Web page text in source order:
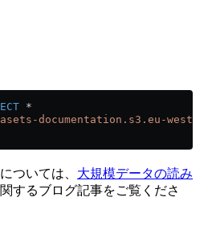
*
documentation.s3.eu-west-
ついては、 大規模データの読み
するブログ記事をご覧くださ